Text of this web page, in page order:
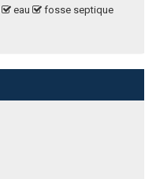
eau
fosse septique